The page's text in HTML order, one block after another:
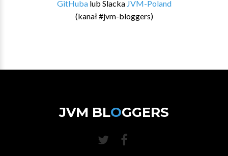
GitHubalub Slacka JVM-Poland
(kanał #jvm-bloggers)
JVM BLOGGERS